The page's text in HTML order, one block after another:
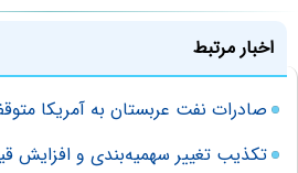
اخبار مرتبط
صادرات نفت عربستان به آمریکا
تکذیب تغییر سهمیه‌بندی و افزایش